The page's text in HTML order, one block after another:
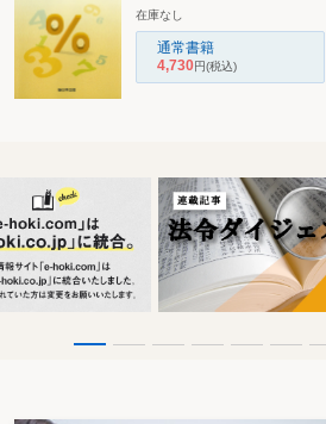
在庫なし
通常書籍
4,730円(税込)